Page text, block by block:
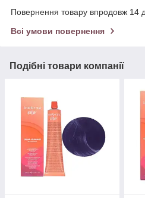
Повернення товару впродовж 14
Всі умови повернення
Подібні товари компанії